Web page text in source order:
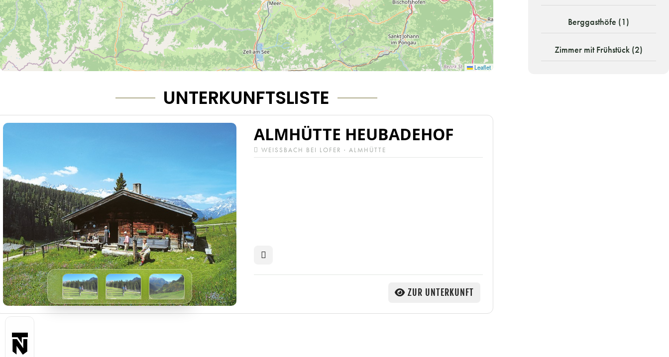
Leaflet
UNTERKUNFTSLISTE
ALMHÜTTE HEUBADEHOF
WEISSBACH BEI LOFER · ALMHÜTTE
ZUR UNTERKUNFT
Berggasthöfe (1)
Zimmer mit Frühstück (2)